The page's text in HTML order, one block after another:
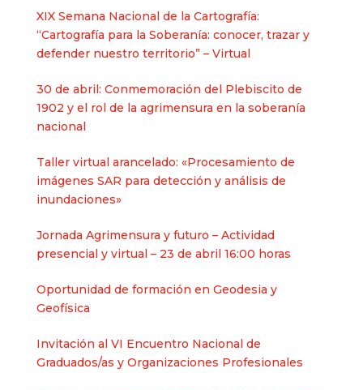
XIX Semana Nacional de la Cartografía:
“Cartografía para la Soberanía: conocer, trazar y
defender nuestro territorio” – Virtual
30 de abril: Conmemoración del Plebiscito de
1902 y el rol de la agrimensura en la soberanía
nacional​
Taller virtual arancelado: «Procesamiento de
imágenes SAR para detección y análisis de
inundaciones»
Jornada Agrimensura y futuro – Actividad
presencial y virtual – 23 de abril 16:00 horas
Oportunidad de formación en Geodesia y
Geofísica
Invitación al VI Encuentro Nacional de
Graduados/as y Organizaciones Profesionales